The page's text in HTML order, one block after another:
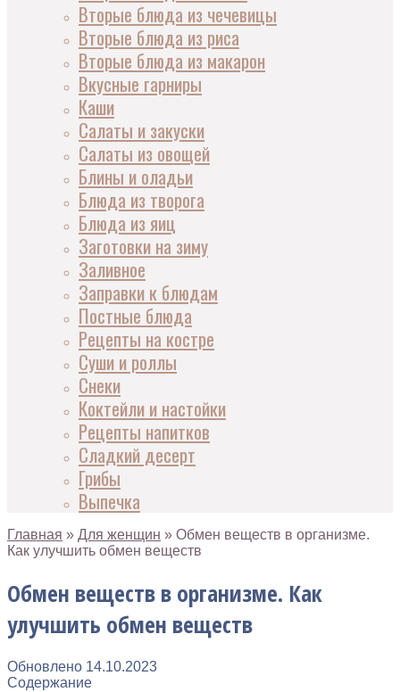
Вторые блюда из чечевицы
Вторые блюда из риса
Вторые блюда из макарон
Вкусные гарниры
Каши
Салаты и закуски
Салаты из овощей
Блины и оладьи
Блюда из творога
Блюда из яиц
Заготовки на зиму
Заливное
Заправки к блюдам
Постные блюда
Рецепты на костре
Суши и роллы
Снеки
Коктейли и настойки
Рецепты напитков
Сладкий десерт
Грибы
Выпечка
Главная » Для женщин » Обмен веществ в организме.
Как улучшить обмен веществ
Обмен веществ в организме. Как
улучшить обмен веществ
Обновлено 14.10.2023
Содержание